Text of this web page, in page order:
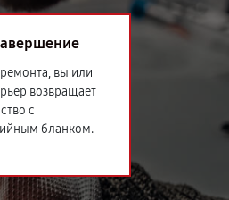
вы или
возвращает
с
бланком.